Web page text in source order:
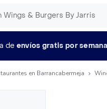
de envíos gratis por
en Barrancabermeja